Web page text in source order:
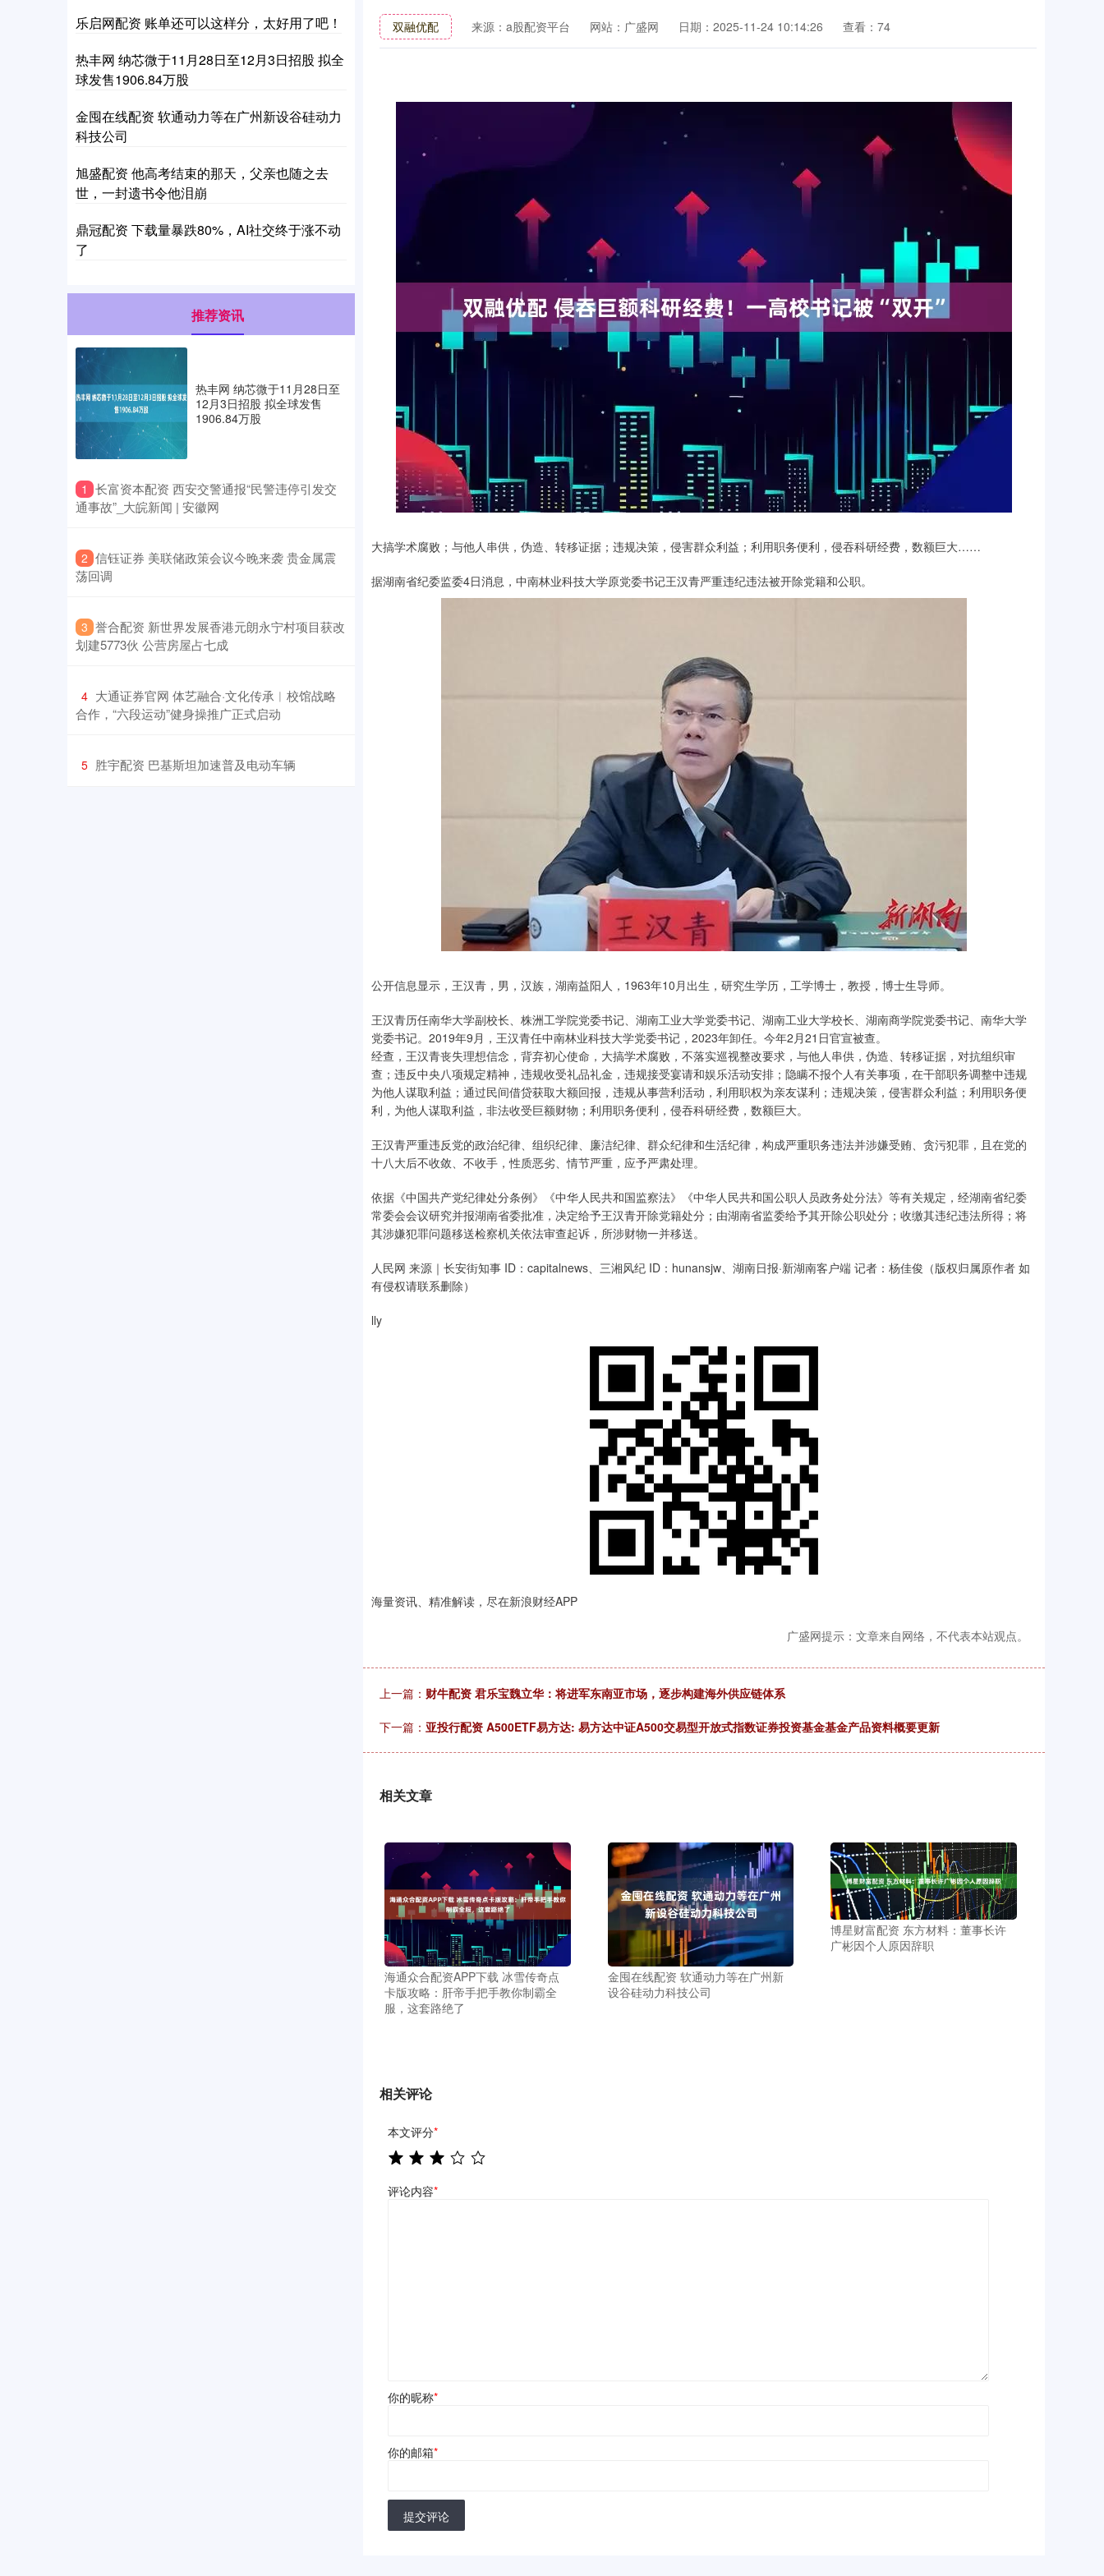
双融优配 来源：a股配资平台 网站：广盛网 日期：2025-11-24 10:14:26 查看：74
大搞学术腐败；与他人串供，伪造、转移证据；违规决策，侵害群众利益；利用职务便利，侵吞科研经费，数额巨大……
据湖南省纪委监委4日消息，中南林业科技大学原党委书记王汉青严重违纪违法被开除党籍和公职。
公开信息显示，王汉青，男，汉族，湖南益阳人，1963年10月出生，研究生学历，工学博士，教授，博士生导师。
王汉青历任南华大学副校长、株洲工学院党委书记、湖南工业大学党委书记、湖南工业大学校长、湖南商学院党委书记、南华大学
党委书记。2019年9月，王汉青任中南林业科技大学党委书记，2023年卸任。今年2月21日官宣被查。
经查，王汉青丧失理想信念，背弃初心使命，大搞学术腐败，不落实巡视整改要求，与他人串供，伪造、转移证据，对抗组织审
查；违反中央八项规定精神，违规收受礼品礼金，违规接受宴请和娱乐活动安排；隐瞒不报个人有关事项，在干部职务调整中违规
为他人谋取利益；通过民间借贷获取大额回报，违规从事营利活动，利用职权为亲友谋利；违规决策，侵害群众利益；利用职务便
利，为他人谋取利益，非法收受巨额财物；利用职务便利，侵吞科研经费，数额巨大。
王汉青严重违反党的政治纪律、组织纪律、廉洁纪律、群众纪律和生活纪律，构成严重职务违法并涉嫌受贿、贪污犯罪，且在党的
十八大后不收敛、不收手，性质恶劣、情节严重，应予严肃处理。
依据《中国共产党纪律处分条例》《中华人民共和国监察法》《中华人民共和国公职人员政务处分法》等有关规定，经湖南省纪委
常委会会议研究并报湖南省委批准，决定给予王汉青开除党籍处分；由湖南省监委给予其开除公职处分；收缴其违纪违法所得；将
其涉嫌犯罪问题移送检察机关依法审查起诉，所涉财物一并移送。
人民网 来源｜长安街知事 ID：capitalnews、三湘风纪 ID：hunansjw、湖南日报·新湖南客户端 记者：杨佳俊（版权归属原作者 如
有侵权请联系删除）
lly
海量资讯、精准解读，尽在新浪财经APP
广盛网提示：文章来自网络，不代表本站观点。
上一篇： 财牛配资 君乐宝魏立华：将进军东南亚市场，逐步构建海外供应链体系
下一篇： 亚投行配资 A500ETF易方达: 易方达中证A500交易型开放式指数证券投资基金基金产品资料概要更新
相关文章
海通众合配资APP下载 冰雪传奇点
卡版攻略：肝帝手把手教你制霸全
服，这套路绝了
金囤在线配资 软通动力等在广州新
设谷硅动力科技公司
博星财富配资 东方材料：董事长许
广彬因个人原因辞职
相关评论
本文评分*
评论内容*
你的昵称*
你的邮箱*
提交评论
乐启网配资 账单还可以这样分，太好用了吧！
热丰网 纳芯微于11月28日至12月3日招股 拟全
球发售1906.84万股
金囤在线配资 软通动力等在广州新设谷硅动力
科技公司
旭盛配资 他高考结束的那天，父亲也随之去
世，一封遗书令他泪崩
鼎冠配资 下载量暴跌80%，AI社交终于涨不动
了
推荐资讯
热丰网 纳芯微于11月28日至
12月3日招股 拟全球发售
1906.84万股
1 ​长富资本配资 西安交警通报“民警违停引发交
通事故”_大皖新闻 | 安徽网
2 ​信钰证券 美联储政策会议今晚来袭 贵金属震
荡回调
3 ​誉合配资 新世界发展香港元朗永宁村项目获改
划建5773伙 公营房屋占七成
4 ​大通证券官网 体艺融合·文化传承︱校馆战略
合作，“六段运动”健身操推广正式启动
5 ​胜宇配资 巴基斯坦加速普及电动车辆